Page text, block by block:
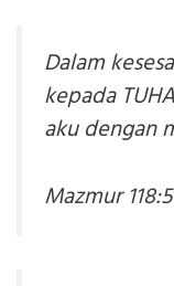
Dalam
kepada
aku dengan
Mazmur 118:5